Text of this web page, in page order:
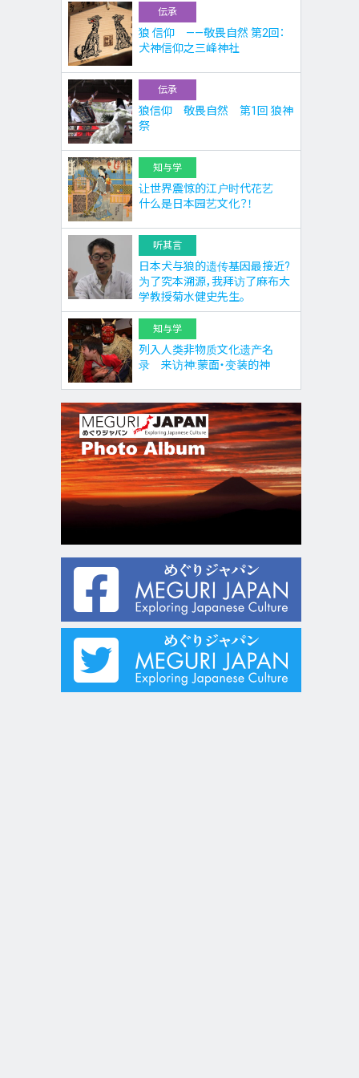
伝承
狼 信仰 ——敬畏自然 第2回：
犬神信仰之三峰神社
伝承
狼信仰 敬畏自然 第1回 狼神
祭
知与学
让世界震惊的江户时代花艺
什么是日本园艺文化？！
听其言
日本犬与狼的遗传基因最接近?
为了究本溯源，我拜访了麻布大
学教授菊水健史先生。
知与学
列入人类非物质文化遗产名
录 来访神:蒙面・变装的神